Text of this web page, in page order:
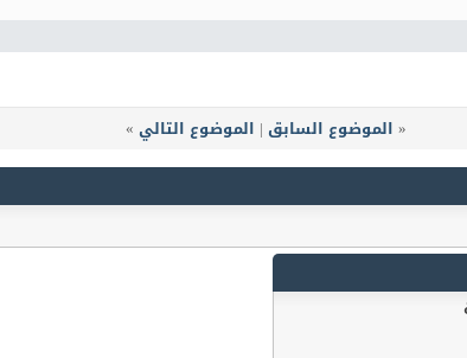
« الموضوع السابق | الموضوع التالي »